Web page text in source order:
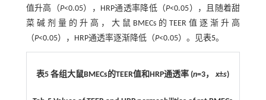
值升高（P<0.05），HRP通透率降低（P<0.05），且随着甜
菜碱剂量的升高，大鼠BMECs的TEER值逐渐升高
（P<0.05），HRP通透率逐渐降低（P<0.05）。见表5。
表5 各组大鼠BMECs的TEER值和HRP通透率 (n=3，x±s)